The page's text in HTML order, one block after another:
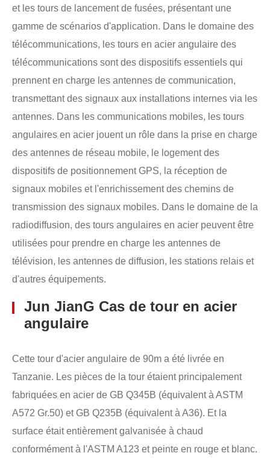
et les tours de lancement de fusées, présentant une
gamme de scénarios d'application. Dans le domaine des
télécommunications, les tours en acier angulaire des
télécommunications sont des dispositifs essentiels qui
prennent en charge les antennes de communication,
transmettant des signaux aux installations internes via les
antennes. Dans les communications mobiles, les tours
angulaires en acier jouent un rôle dans la prise en charge
des antennes de réseau mobile, le logement des
dispositifs de positionnement GPS, la réception de
signaux mobiles et l'enrichissement des chemins de
transmission des signaux mobiles. Dans le domaine de la
radiodiffusion, des tours angulaires en acier peuvent être
utilisées pour prendre en charge les antennes de
télévision, les antennes de diffusion, les stations relais et
d'autres équipements.
Jun JianG Cas de tour en acier
angulaire
Cette tour d'acier angulaire de 90m a été livrée en
Tanzanie. Les pièces de la tour étaient principalement
fabriquées en acier de GB Q345B (équivalent à ASTM
A572 Gr.50) et GB Q235B (équivalent à A36). Et la
surface était entièrement galvanisée à chaud
conformément à l'ASTM A123 et peinte en rouge et blanc.